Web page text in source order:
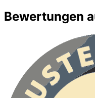
Bewertungen